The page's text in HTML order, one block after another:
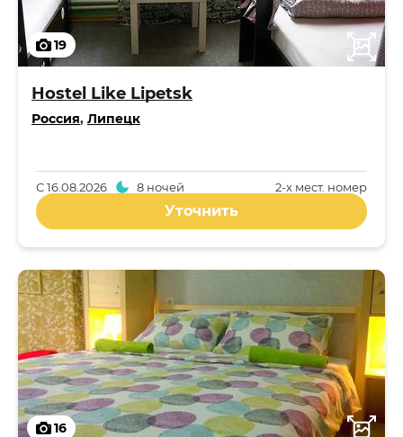
19
Hostel Like Lipetsk
Россия, Липецк
2-x мест. номер
С16.08.2026 8 ночей
Уточнить
16